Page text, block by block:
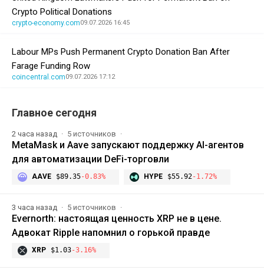
Crypto Political Donations
crypto-economy.com09.07.2026 16:45
Labour MPs Push Permanent Crypto Donation Ban After
Farage Funding Row
coincentral.com09.07.2026 17:12
Главное сегодня
2 часа назад 5 источников
MetaMask и Aave запускают поддержку AI-агентов
для автоматизации DeFi-торговли
AAVE $89.35-0.83% HYPE $55.92-1.72%
3 часа назад 5 источников
Evernorth: настоящая ценность XRP не в цене.
Адвокат Ripple напомнил о горькой правде
XRP $1.03-3.16%